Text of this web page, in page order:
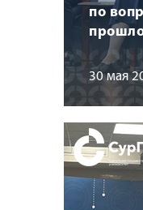
по
30 мая